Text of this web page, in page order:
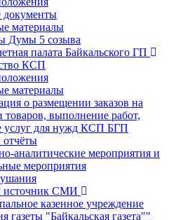
документы
материалы
Думы 5 созыва
палата Байкальского ГП
КСП
материалы
о размещении заказов на
товаров, выполнение работ,
услуг для нужд КСП БГП
аналитические мероприятия и
мероприятия
источник СМИ
казенное учреждение
газеты "Байкальская газета""